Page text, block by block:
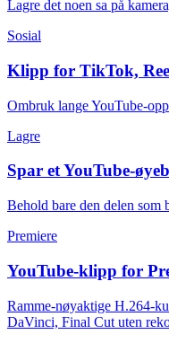
Lagre det noen sa på
Sosial
Klipp for TikTok,
Ombruk lange YouTube-
Lagre
Spar et YouTube-
Behold bare den delen som
Premiere
YouTube-klipp for
Ramme-nøyaktige H.264-
DaVinci, Final Cut uten